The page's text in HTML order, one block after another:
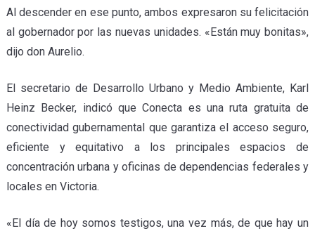
Al descender en ese punto, ambos expresaron su felicitación
al gobernador por las nuevas unidades. «Están muy bonitas»,
dijo don Aurelio.
El secretario de Desarrollo Urbano y Medio Ambiente, Karl
Heinz Becker, indicó que Conecta es una ruta gratuita de
conectividad gubernamental que garantiza el acceso seguro,
eficiente y equitativo a los principales espacios de
concentración urbana y oficinas de dependencias federales y
locales en Victoria.
«El día de hoy somos testigos, una vez más, de que hay un